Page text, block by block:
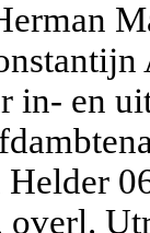
in- en
Helder
overl.